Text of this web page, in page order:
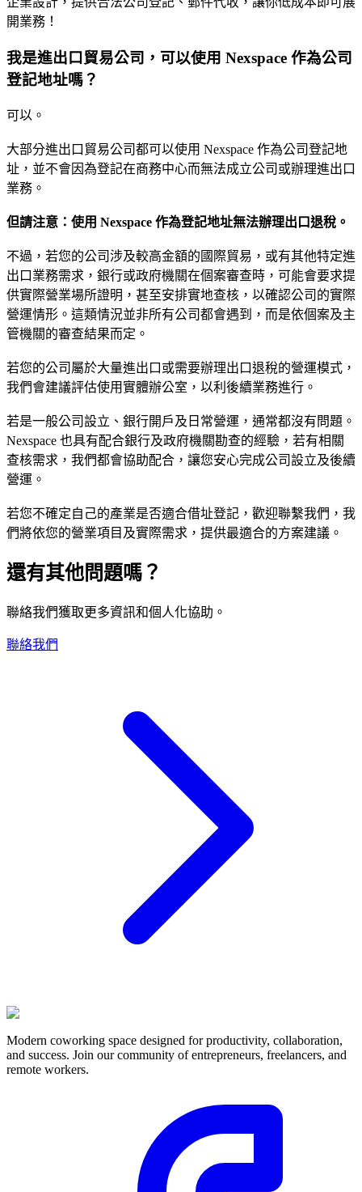
開業務！
我是進出口貿易公司，可以使用 Nexspace 作為公司
登記地址嗎？
可以。
大部分進出口貿易公司都可以使用 Nexspace 作為公司登記地
址，並不會因為登記在商務中心而無法成立公司或辦理進出口
業務。
但請注意：使用 Nexspace 作為登記地址無法辦理出口退稅。
不過，若您的公司涉及較高金額的國際貿易，或有其他特定進
出口業務需求，銀行或政府機關在個案審查時，可能會要求提
供實際營業場所證明，甚至安排實地查核，以確認公司的實際
營運情形。這類情況並非所有公司都會遇到，而是依個案及主
管機關的審查結果而定。
若您的公司屬於大量進出口或需要辦理出口退稅的營運模式，
我們會建議評估使用實體辦公室，以利後續業務進行。
若是一般公司設立、銀行開戶及日常營運，通常都沒有問題。
Nexspace 也具有配合銀行及政府機關勘查的經驗，若有相關
查核需求，我們都會協助配合，讓您安心完成公司設立及後續
營運。
若您不確定自己的產業是否適合借址登記，歡迎聯繫我們，我
們將依您的營業項目及實際需求，提供最適合的方案建議。
還有其他問題嗎？
聯絡我們獲取更多資訊和個人化協助。
聯絡我們
Modern coworking space designed for productivity, collaboration,
and success. Join our community of entrepreneurs, freelancers, and
remote workers.